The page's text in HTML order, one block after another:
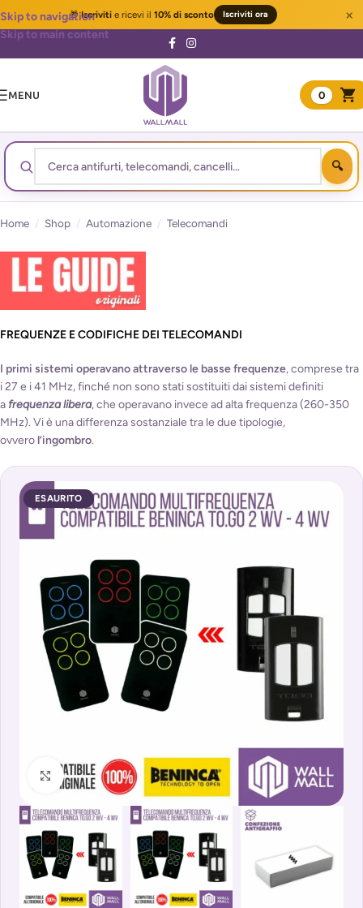
🎁Iscrivitie ricevi il 10% di sconto Iscriviti ora ×
Skip to navigation
Skip to main content
MENU 0
Home / Shop / Automazione / Telecomandi
FREQUENZE E CODIFICHE DEI TELECOMANDI
I primi sistemi operavano attraverso le basse frequenze, comprese tra
i 27 e i 41 MHz, finché non sono stati sostituiti dai sistemi definiti
a frequenza libera, che operavano invece ad alta frequenza (260-350
MHz). Vi è una differenza sostanziale tra le due tipologie,
ovvero l’ingombro.
ESAURITO
Clicca per ingrandire